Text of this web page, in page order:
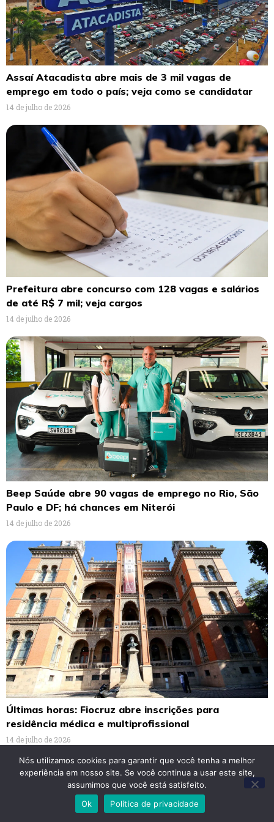
Assaí Atacadista abre mais de 3 mil vagas de
emprego em todo o país; veja como se candidatar
14 de julho de 2026
Prefeitura abre concurso com 128 vagas e salários
de até R$ 7 mil; veja cargos
14 de julho de 2026
Beep Saúde abre 90 vagas de emprego no Rio, São
Paulo e DF; há chances em Niterói
14 de julho de 2026
Últimas horas: Fiocruz abre inscrições para
residência médica e multiprofissional
14 de julho de 2026
Nós utilizamos cookies para garantir que você tenha a melhor
experiência em nosso site. Se você continua a usar este site,
assumimos que você está satisfeito.
Ok
Política de privacidade